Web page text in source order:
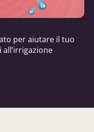
per aiutare il tuo